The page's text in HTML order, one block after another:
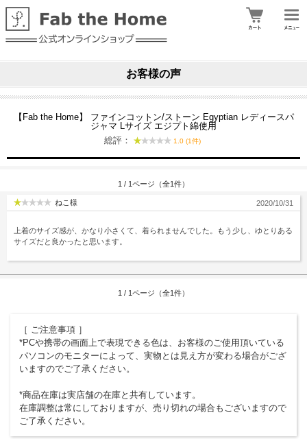
お客様の声
【Fab the Home】 ファインコットン/ストーン Egyptian レディースパ
ジャマ Lサイズ エジプト綿使用
総評：
1.0 (1件)
1 / 1ページ（全1件）
ねこ様 2020/10/31
上着のサイズ感が、かなり小さくて、着られませんでした。もう少し、ゆとりある
サイズだと良かったと思います。
1 / 1ページ（全1件）
［ ご注意事項 ］
*PCや携帯の画面上で表現できる色は、お客様のご使用頂いている
パソコンのモニターによって、実物とは見え方が変わる場合がござ
いますのでご了承ください。
*商品在庫は実店舗の在庫と共有しています。
在庫調整は常にしておりますが、売り切れの場合もございますので
ご了承ください。